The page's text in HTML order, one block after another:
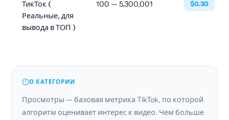
ТикТок (
Реальные, для
вывода в ТОП )
100 — 5,300,001 $0.30
О КАТЕГОРИИ
Просмотры — базовая метрика TikTok, по которой
алгоритм оценивает интерес к видео. Чем больше